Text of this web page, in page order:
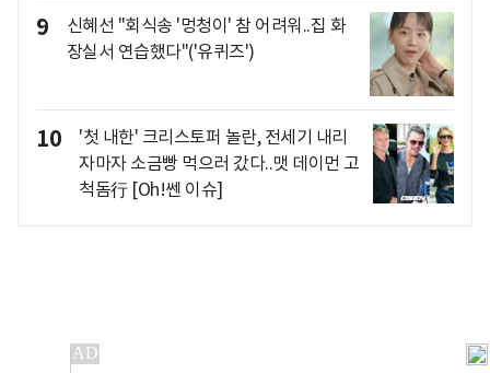
9
신혜선 "회식송 '멍청이' 참 어려워..집 화
장실서 연습했다"('유퀴즈')
10
'첫 내한' 크리스토퍼 놀란, 전세기 내리
자마자 소금빵 먹으러 갔다..맷 데이먼 고
척돔行 [Oh!쎈 이슈]